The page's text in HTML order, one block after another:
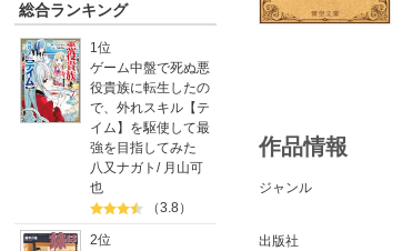
総合ランキング
1位
ゲーム中盤で死ぬ悪
役貴族に転生したの
で、外れスキル【テ
イム】を駆使して最
強を目指してみた
八又ナガト / 月山可
也
（3.8）
2位
作品情報
ジャンル
出版社